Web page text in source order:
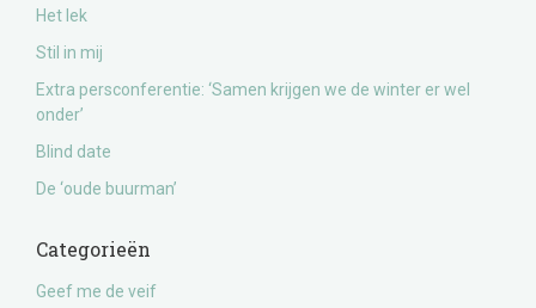
Het lek
Stil in mij
Extra persconferentie: ‘Samen krijgen we de winter er wel
onder’
Blind date
De ‘oude buurman’
Categorieën
Geef me de veif